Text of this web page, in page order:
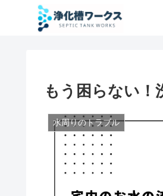
もう困らない！
水周りのトラブル